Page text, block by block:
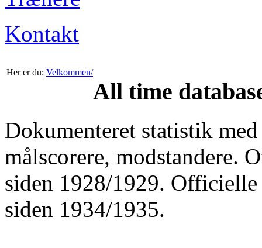
Kontakt
Her er du: Velkommen/
All time
Dokumenteret statistik
målscorere, modstandere.
siden 1928/1929.
siden 1934/1935.